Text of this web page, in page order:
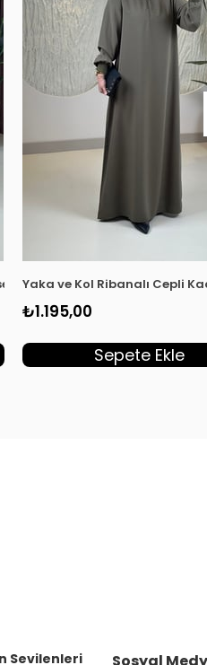
Siyah KADO 251292
Yaka ve Kol Ribanalı Cepli
₺1.195,00
Sepete Ekle
Sevilenleri Sosyal